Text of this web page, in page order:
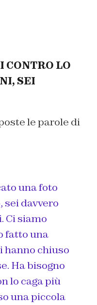
CONTRO LO
SEI
le parole di
una foto
sei davvero
Ci siamo
fatto una
hanno chiuso
Ha bisogno
lo caga più
una piccola